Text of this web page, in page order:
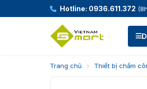
Hotline: 0936.611.372
Trang chủ › Thiết bị chấm